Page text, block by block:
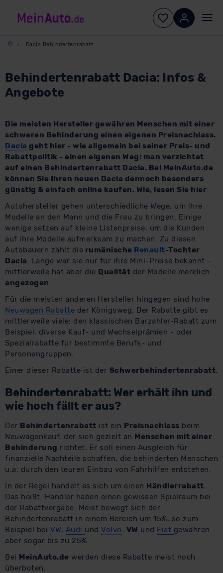
Dacia Behindertenrabatt
Behindertenrabatt Dacia: Infos &
Angebote
Die meisten Hersteller gewähren Menschen mit einer
schweren Behinderung einen eigenen Preisnachlass.
Dacia geht hier - wie allgemein bei seiner Preis- und
Rabattpolitik - einen eigenen Weg: man verzichtet
auf einen Behindertenrabatt Dacia. Bei MeinAuto.de
können Sie Ihren neuen Dacia dennoch besonders
günstig & einfach online kaufen. Wie, lesen Sie hier.
Autohersteller gehen unterschiedliche Wege, um ihre
Modelle an den Mann und die Frau zu bringen. Einige
wenige setzen auf kleine Listenpreise, um die Kunden
auf ihre Modelle aufmerksam zu machen. Zu diesen
Autobauern zählt die rumänische Renault-Tochter
Dacia. Lange war sie nur für ihre Mini-Preise bekannt -
mittlerweile hat aber die Qualität der Modelle merklich
angezogen.
Für die meisten anderen Hersteller hingegen sind hohe
Neuwagen Rabatte der Königsweg. Der Rabatte gibt es
mittlerweile viele: den klassischen Barzahler-Rabatt zum
Beispiel, diverse Kauf- und Wechselprämien - oder
Spezialrabatte für bestimmte Berufs- und
Personengruppen.
Einer dieser Rabatte ist der Schwerbehindertenrabatt.
Behindertenrabatt: Wer erhält ihn und
wie hoch fällt er aus?
Der Behindertenrabatt ist ein Preisnachlass beim
Neuwagenkauf, der sich gezielt an Menschen mit einer
Behinderung richtet. Er soll einen Ausgleich für
finanzielle Nachteile schaffen, die behinderten Menschen
u.a. durch den teuren Einbau von Fahrhilfen entstehen.
In der Regel handelt es sich um einen Händlerrabatt.
Das heißt: Händler haben einen gewissen Spielraum bei
der Rabattvergabe. Meist bewegt sich der
Behindertenrabatt in einem Bereich um 15%, so zum
Beispiel bei VW, Audi und Volvo. VW und Fiat gewähren
aber sogar bis zu 25%.
Bei MeinAuto.de werden diese Rabatte meist noch
überboten.